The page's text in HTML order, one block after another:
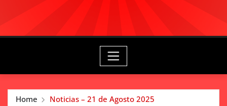
Home Noticias – 21 de Agosto 2025